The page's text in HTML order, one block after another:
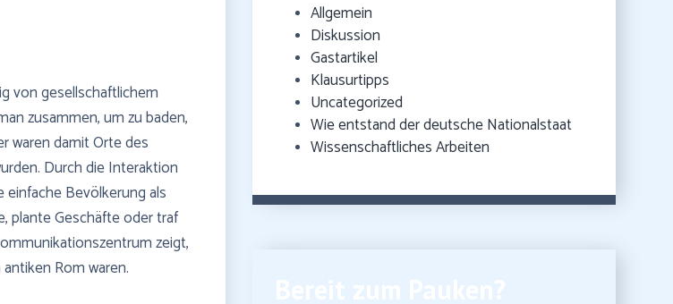
von gesellschaftlichem
zusammen, um zu baden,
waren damit Orte des
Durch die Interaktion
Bevölkerung als
plante Geschäfte oder traf
zeigt,
Rom waren.
Allgemein
Diskussion
Gastartikel
Klausurtipps
Uncategorized
Wie entstand der deutsche Nationalstaat
Wissenschaftliches Arbeiten